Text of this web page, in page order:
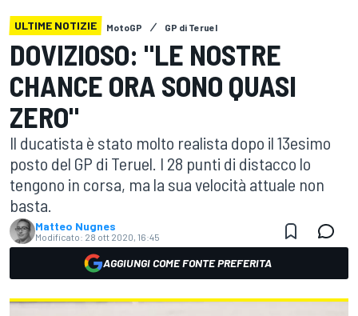
ULTIME NOTIZIE MotoGP GP di Teruel
DOVIZIOSO: "LE NOSTRE
CHANCE ORA SONO QUASI
ZERO"
Il ducatista è stato molto realista dopo il 13esimo
posto del GP di Teruel. I 28 punti di distacco lo
tengono in corsa, ma la sua velocità attuale non
basta.
Matteo Nugnes
Modificato: 28 ott 2020, 16:45
AGGIUNGI COME FONTE PREFERITA